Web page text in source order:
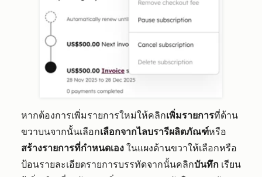
หากต้องการเพิ่มรายการใหม่ให้คลิกเพิ่มรายการที่ด้าน
ขวาบนจากนั้นเลือกเลือกจากไลบรารีผลิตภัณฑ์หรือ
สร้างรายการที่กำหนดเอง ในแผงด้านขวาให้เลือกหรือ
ป้อนรายละเอียดรายการบรรทัดจากนั้นคลิกบันทึก เรียน